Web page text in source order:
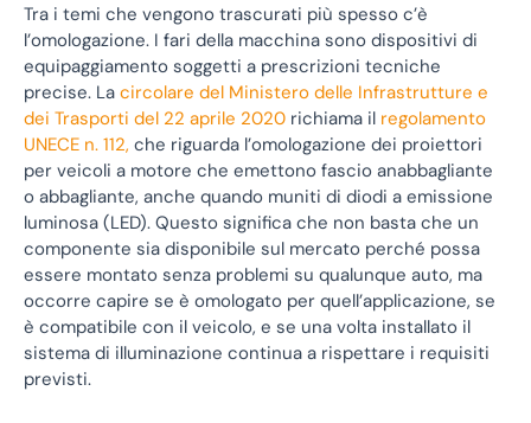
Tra i temi che vengono trascurati più spesso c’è
l’omologazione. I fari della macchina sono dispositivi di
equipaggiamento soggetti a prescrizioni tecniche
precise. La circolare del Ministero delle Infrastrutture e
dei Trasporti del 22 aprile 2020 richiama il regolamento
UNECE n. 112, che riguarda l’omologazione dei proiettori
per veicoli a motore che emettono fascio anabbagliante
o abbagliante, anche quando muniti di diodi a emissione
luminosa (LED). Questo significa che non basta che un
componente sia disponibile sul mercato perché possa
essere montato senza problemi su qualunque auto, ma
occorre capire se è omologato per quell’applicazione, se
è compatibile con il veicolo, e se una volta installato il
sistema di illuminazione continua a rispettare i requisiti
previsti.